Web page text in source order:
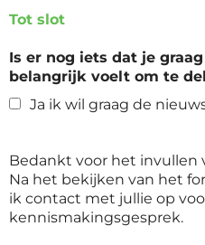
Tot slot
Is er nog iets dat je
belangrijk voelt om te
Ja ik wil graag de
Bedankt voor het invullen
Na het bekijken van het
ik contact met jullie op
kennismakingsgesprek.